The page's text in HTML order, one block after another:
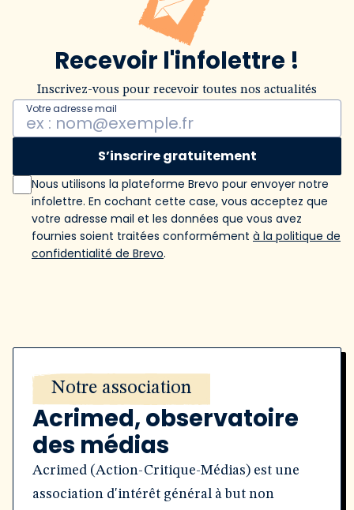
Recevoir l'infolettre !
Inscrivez-vous pour recevoir toutes nos actualités
Votre adresse mail
S’inscrire gratuitement
Nous utilisons la plateforme Brevo pour envoyer notre
infolettre. En cochant cette case, vous acceptez que
votre adresse mail et les données que vous avez
fournies soient traitées conformément à la politique de
confidentialité de Brevo.
Notre association
Acrimed, observatoire
des médias
Acrimed (Action-Critique-Médias) est une
association d'intérêt général à but non